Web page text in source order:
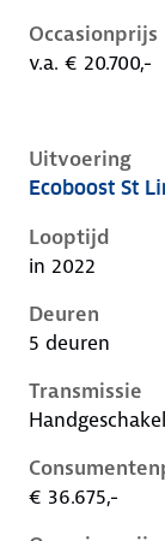
Occasionprijs
v.a. € 20.700,-
Uitvoering
Ford Focus
Ecoboost St
Looptijd
in 2022
Deuren
5 deuren
Transmissie
€ 36.675,-